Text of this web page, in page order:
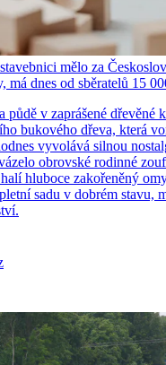
mělo za
má dnes od sběratelů 15
půdě v zaprášené dřevěné
bukového dřeva, která
vyvolává silnou
obrovské rodinné
hluboce zakořeněný
sadu v dobrém stavu,